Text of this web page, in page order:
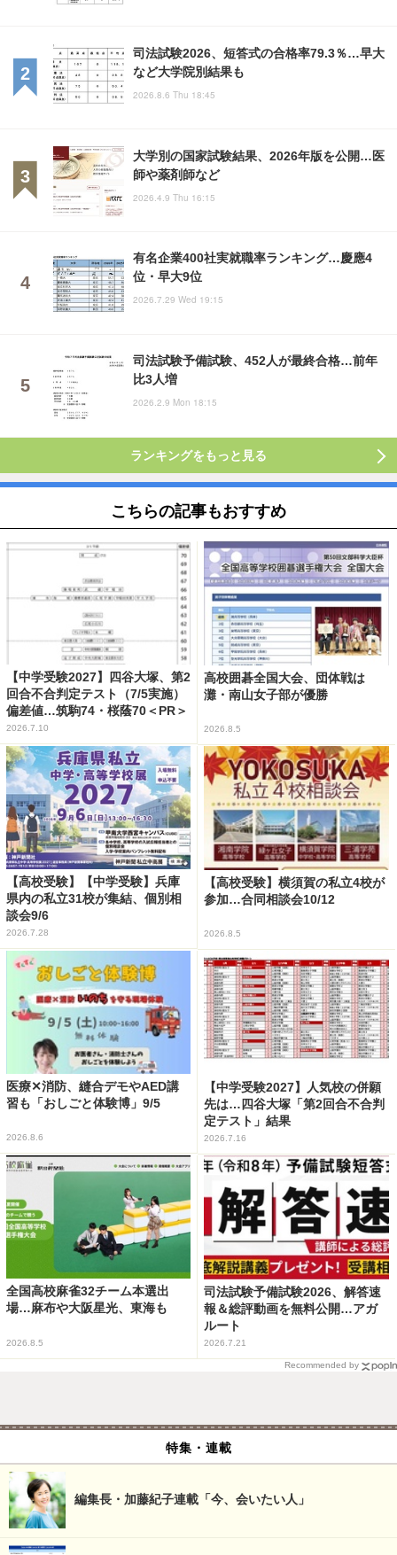
司法試験2026、短答式の合格率79.3％…早大
など大学院別結果も
2026.8.6 Thu 18:45
大学別の国家試験結果、2026年版を公開…医
師や薬剤師など
2026.4.9 Thu 16:15
有名企業400社実就職率ランキング…慶應4
位・早大9位
2026.7.29 Wed 19:15
司法試験予備試験、452人が最終合格…前年
比3人増
2026.2.9 Mon 18:15
ランキングをもっと見る
こちらの記事もおすすめ
【中学受験2027】四谷大塚、第2
回合不合判定テスト（7/5実施）
偏差値…筑駒74・桜蔭70＜PR＞
2026.7.10
高校囲碁全国大会、団体戦は
灘・南山女子部が優勝
2026.8.5
【高校受験】【中学受験】兵庫
県内の私立31校が集結、個別相
談会9/6
2026.7.28
【高校受験】横須賀の私立4校が
参加…合同相談会10/12
2026.8.5
医療✕消防、縫合デモやAED講
習も「おしごと体験博」9/5
2026.8.6
【中学受験2027】人気校の併願
先は…四谷大塚「第2回合不合判
定テスト」結果
2026.7.16
全国高校麻雀32チーム本選出
場…麻布や大阪星光、東海も
2026.8.5
司法試験予備試験2026、解答速
報＆総評動画を無料公開…アガ
ルート
2026.7.21
Recommended by
特集・連載
編集長・加藤紀子連載「今、会いたい人」